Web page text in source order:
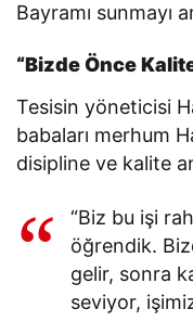
Bayramı sunmayı
“Bizde Önce
Tesisin yöneticisi
babaları merhum
disipline ve kalite
“Biz bu işi
öğrendik.
gelir, sonra
seviyor,